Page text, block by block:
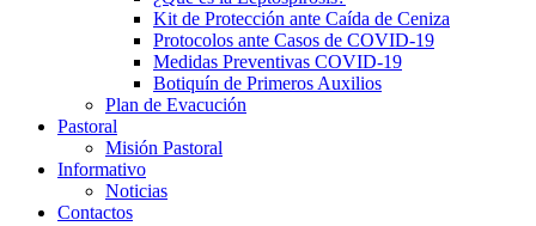
Kit de Protección ante Caída de Ceniza
Protocolos ante Casos de COVID-19
Medidas Preventivas COVID-19
Botiquín de Primeros Auxilios
Plan de Evacución
Pastoral
Misión Pastoral
Informativo
Noticias
Contactos